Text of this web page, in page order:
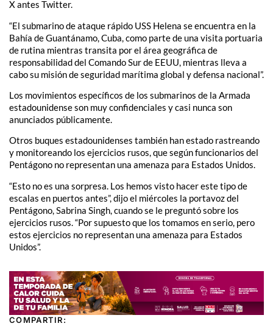
X antes Twitter.
“El submarino de ataque rápido USS Helena se encuentra en la
Bahía de Guantánamo, Cuba, como parte de una visita portuaria
de rutina mientras transita por el área geográfica de
responsabilidad del Comando Sur de EEUU, mientras lleva a
cabo su misión de seguridad marítima global y defensa nacional”.
Los movimientos específicos de los submarinos de la Armada
estadounidense son muy confidenciales y casi nunca son
anunciados públicamente.
Otros buques estadounidenses también han estado rastreando
y monitoreando los ejercicios rusos, que según funcionarios del
Pentágono no representan una amenaza para Estados Unidos.
“Esto no es una sorpresa. Los hemos visto hacer este tipo de
escalas en puertos antes”, dijo el miércoles la portavoz del
Pentágono, Sabrina Singh, cuando se le preguntó sobre los
ejercicios rusos. “Por supuesto que los tomamos en serio, pero
estos ejercicios no representan una amenaza para Estados
Unidos”.
COMPARTIR: